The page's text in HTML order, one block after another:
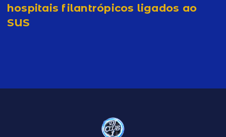
hospitais filantrópicos ligados ao
SUS